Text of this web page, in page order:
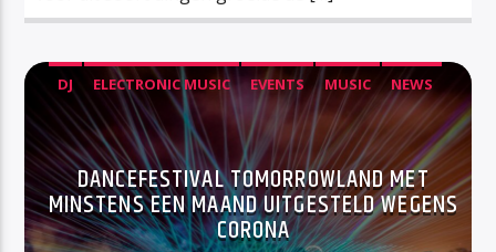
DJ ELECTRONIC MUSIC EVENTS MUSIC NEWS
DANCEFESTIVAL TOMORROWLAND MET
MINSTENS EEN MAAND UITGESTELD WEGENS
CORONA